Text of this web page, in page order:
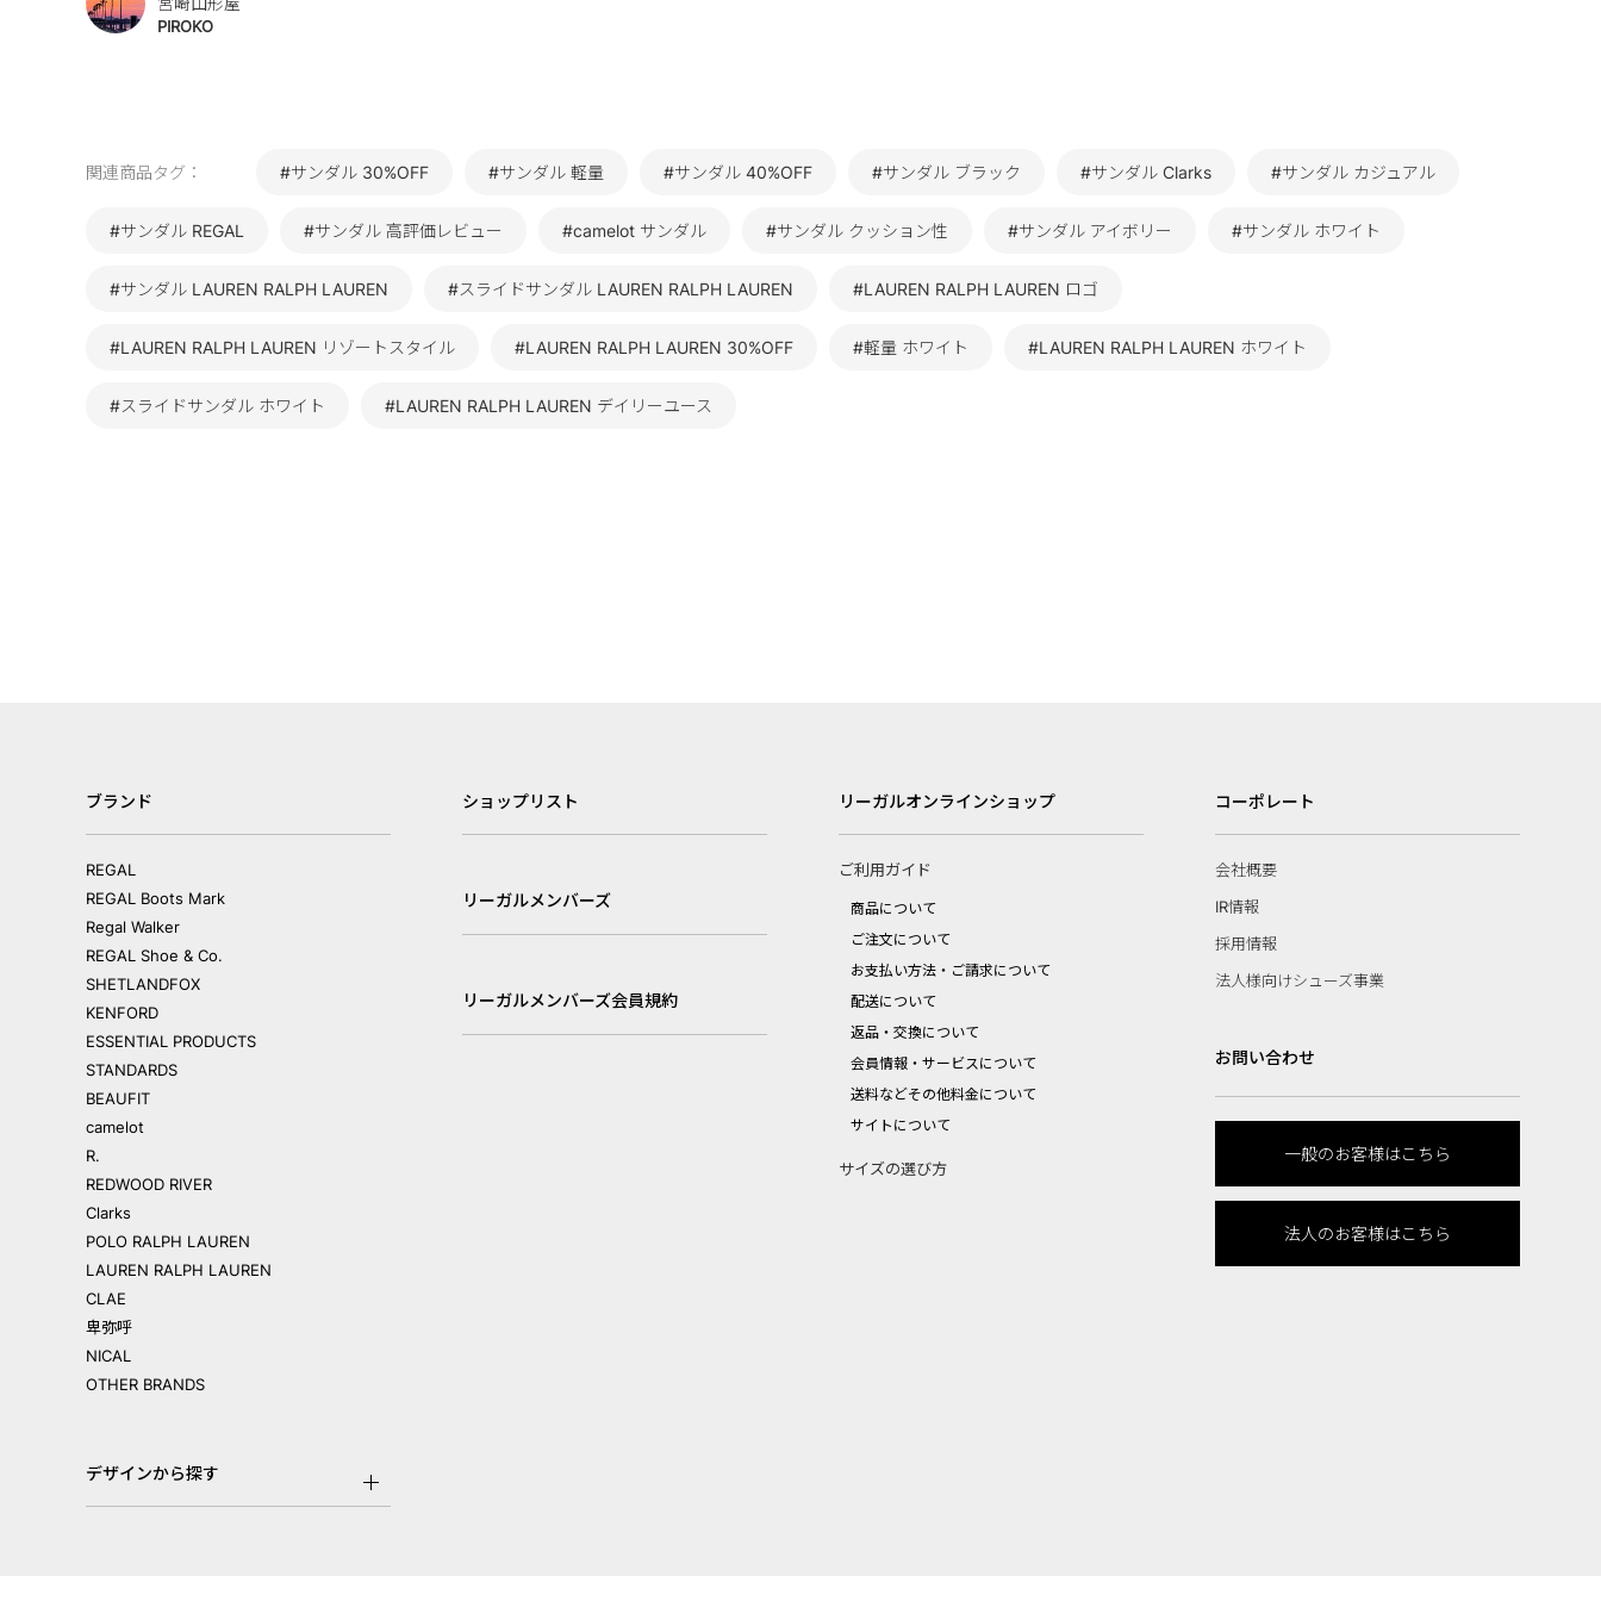
PIROKO
関連商品タグ： #サンダル 30%OFF #サンダル 軽量 #サンダル 40%OFF #サンダル ブラック #サンダル Clarks #サンダル カジュアル
#サンダル REGAL #サンダル 高評価レビュー #camelot サンダル #サンダル クッション性 #サンダル アイボリー #サンダル ホワイト
#サンダル LAUREN RALPH LAUREN #スライドサンダル LAUREN RALPH LAUREN #LAUREN RALPH LAUREN ロゴ
#LAUREN RALPH LAUREN リゾートスタイル #LAUREN RALPH LAUREN 30%OFF #軽量 ホワイト #LAUREN RALPH LAUREN ホワイト
#スライドサンダル ホワイト #LAUREN RALPH LAUREN デイリーユース
ブランド
REGAL
REGAL Boots Mark
Regal Walker
REGAL Shoe & Co.
SHETLANDFOX
KENFORD
ESSENTIAL PRODUCTS
STANDARDS
BEAUFIT
camelot
R.
REDWOOD RIVER
Clarks
POLO RALPH LAUREN
LAUREN RALPH LAUREN
CLAE
卑弥呼
NICAL
OTHER BRANDS
デザインから探す
ショップリスト
リーガルメンバーズ
リーガルメンバーズ会員規約
リーガルオンラインショップ
ご利用ガイド
商品について
ご注文について
お支払い方法・ご請求について
配送について
返品・交換について
会員情報・サービスについて
送料などその他料金について
サイトについて
サイズの選び方
コーポレート
会社概要
IR情報
採用情報
法人様向けシューズ事業
お問い合わせ
一般のお客様はこちら
法人のお客様はこちら